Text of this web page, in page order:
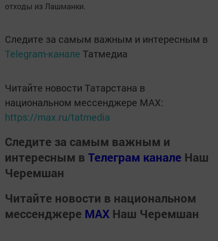
отходы из Лашманки.
Следите за самым важным и интересным в
Telegram-канале Татмедиа
Читайте новости Татарстана в
национальном мессенджере MАХ:
https://max.ru/tatmedia
Следите за самым важным и
интересным в Телеграм канале Наш
Черемшан
Читайте новости в национальном
мессенджере MАХ Наш Черемшан